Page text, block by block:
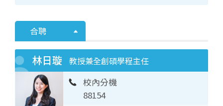
合聘
林日璇 教授兼全創碩學程主任
校內分機
88154